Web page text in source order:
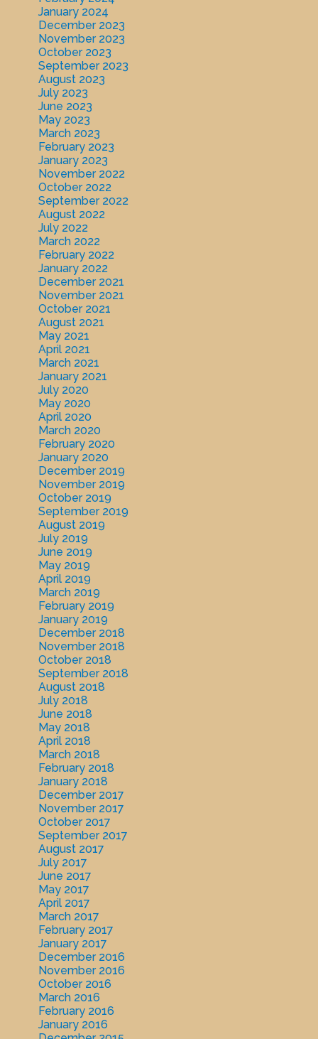
January 2024
December 2023
November 2023
October 2023
September 2023
August 2023
July 2023
June 2023
May 2023
March 2023
February 2023
January 2023
November 2022
October 2022
September 2022
August 2022
July 2022
March 2022
February 2022
January 2022
December 2021
November 2021
October 2021
August 2021
May 2021
April 2021
March 2021
January 2021
July 2020
May 2020
April 2020
March 2020
February 2020
January 2020
December 2019
November 2019
October 2019
September 2019
August 2019
July 2019
June 2019
May 2019
April 2019
March 2019
February 2019
January 2019
December 2018
November 2018
October 2018
September 2018
August 2018
July 2018
June 2018
May 2018
April 2018
March 2018
February 2018
January 2018
December 2017
November 2017
October 2017
September 2017
August 2017
July 2017
June 2017
May 2017
April 2017
March 2017
February 2017
January 2017
December 2016
November 2016
October 2016
March 2016
February 2016
January 2016